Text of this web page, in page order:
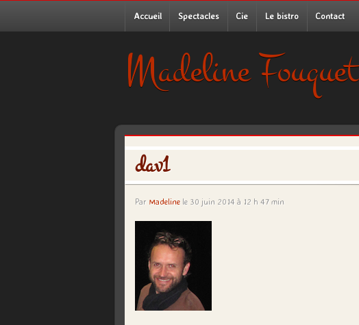
Accueil Spectacles Cie Le bistro Contact
Madeline Fouquet
dav1
Par Madeline le 30 juin 2014 à 12 h 47 min